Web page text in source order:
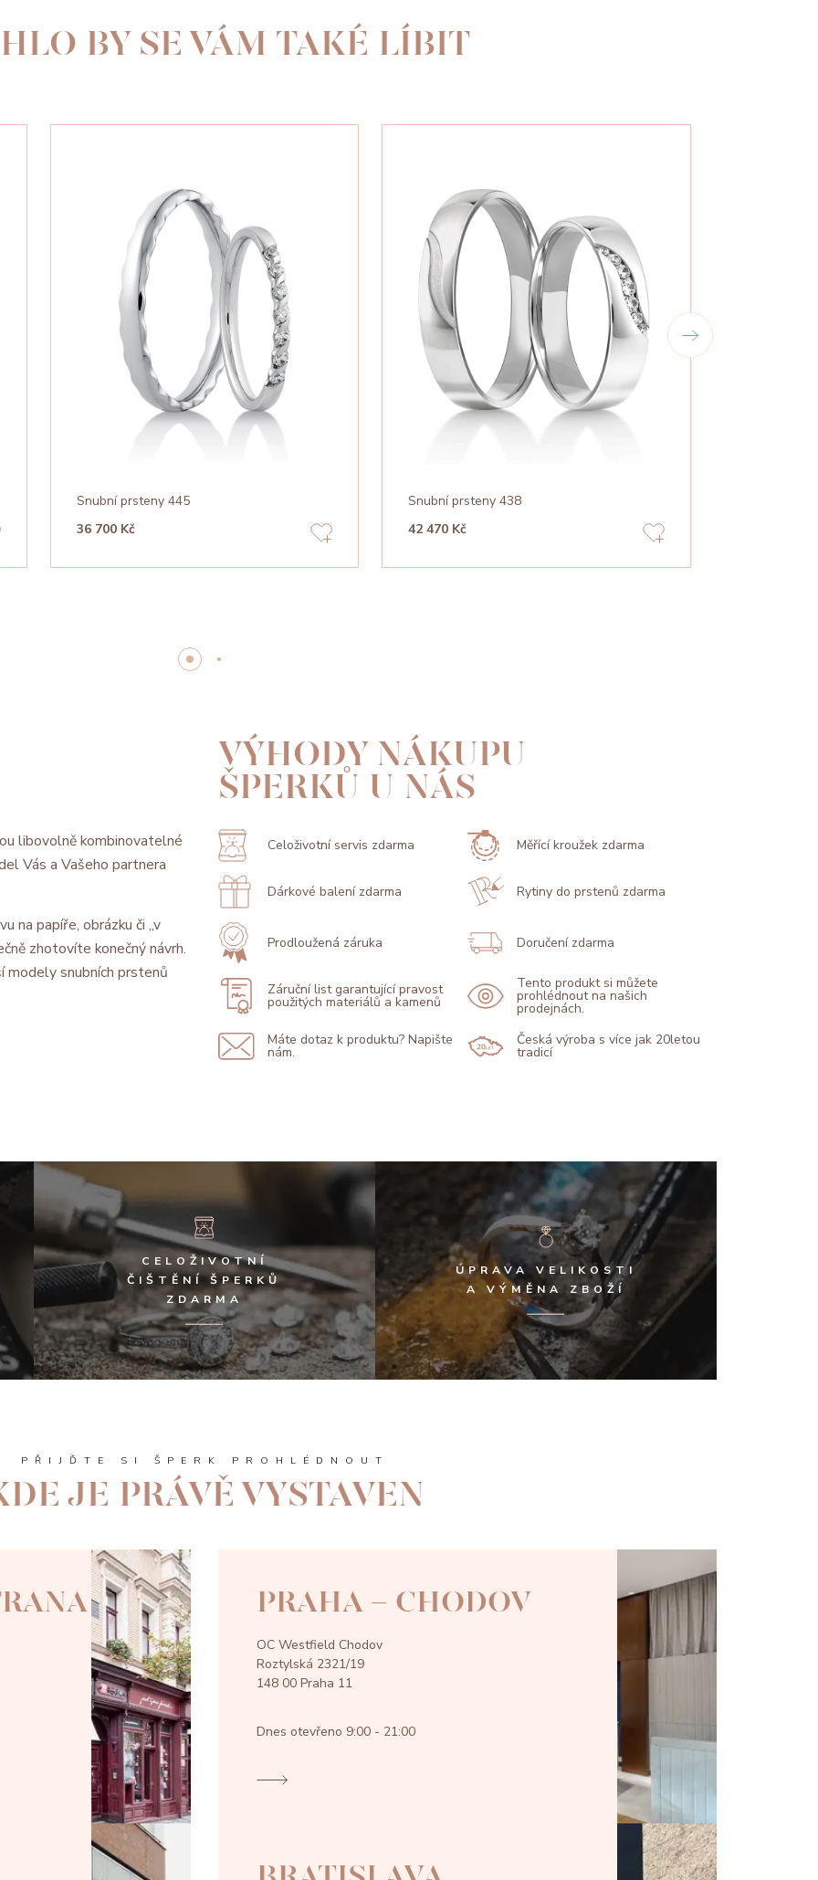
BY SE VÁM TAKÉ LÍBIT
Snubní prsteny 445
36 700 Kč
Snubní prsteny 438
42 470 Kč
libovolně kombinovatelné
Vás a Vašeho partnera
na papíře, obrázku či „v
zhotovíte konečný návrh.
modely snubních prstenů
VÝHODY NÁKUPU
ŠPERKŮ U NÁS
Celoživotní servis zdarma Měřící kroužek zdarma
Dárkové balení zdarma Rytiny do prstenů zdarma
Prodloužená záruka Doručení zdarma
Záruční list garantující pravost
použitých materiálů a kamenů
Tento produkt si můžete
prohlédnout na našich
prodejnách.
Máte dotaz k produktu? Napište
nám.
Česká výroba s více jak 20letou
tradicí
CELOŽIVOTNÍ
ČIŠTĚNÍ ŠPERKŮ
ZDARMA
ÚPRAVA VELIKOSTI
A VÝMĚNA ZBOŽÍ
PŘIJĎTE SI ŠPERK PROHLÉDNOUT
JE PRÁVĚ VYSTAVEN
PRAHA - CHODOV
OC Westfield Chodov
Roztylská 2321/19
148 00 Praha 11
Dnes otevřeno 9:00 - 21:00